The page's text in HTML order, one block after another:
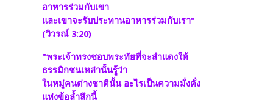
อาหารร่วมกับเขา
และเขาจะรับประทานอาหารร่วมกับเรา"
(วิวรณ์ 3:20)
"พระเจ้าทรงชอบพระทัยที่จะสำแดงให้
ธรรมิกชนเหล่านั้นรู้ว่า
ในหมู่คนต่างชาตินั้น อะไรเป็นความมั่งคั่ง
แห่งข้อล้ำลึกนี้